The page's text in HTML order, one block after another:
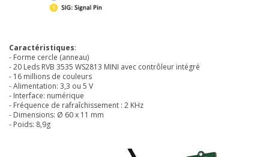
Caractéristiques:
- Forme cercle (anneau)
- 20 Leds RVB 3535 WS2813 MINI avec contrôleur intégré
- 16 millions de couleurs
- Alimentation: 3,3 ou 5 V
- Interface: numérique
- Fréquence de rafraîchissement : 2 KHz
- Dimensions: Ø 60 x 11 mm
- Poids: 8,9g